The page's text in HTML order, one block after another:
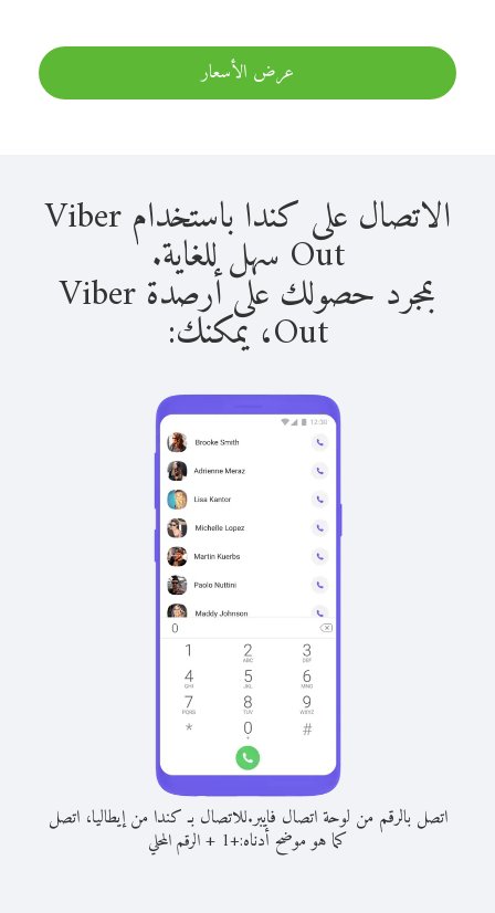
عرض الأسعار
الاتصال على كندا باستخدام Viber
Out سهل للغاية.
بمجرد حصولك على أرصدة Viber
Out، يمكنك:
اتصل بالرقم من لوحة اتصال فايبر.للاتصال بـ كندا من إيطاليا، اتصل
كما هو موضح أدناه:+
1
+الرقم المحلي